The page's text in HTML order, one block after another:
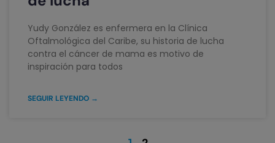
Yudy González es enfermera en la Clínica
Oftalmológica del Caribe, su historia de lucha
contra el cáncer de mama es motivo de
inspiración para todos
SEGUIR LEYENDO →